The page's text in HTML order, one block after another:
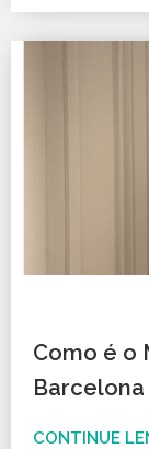
Como é o
Barcelona
CONTINUE